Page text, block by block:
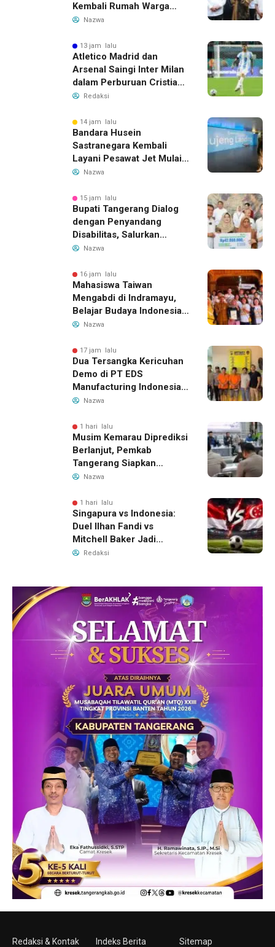
Kembali Rumah Warga
yang Roboh Akibat Puting
Nazwa
13 jam lalu
Atletico Madrid dan
Arsenal Saingi Inter Milan
dalam Perburuan Cristian
Romero, Transfer Bek
Redaksi
14 jam lalu
Bandara Husein
Sastranegara Kembali
Layani Pesawat Jet Mulai
14 Agustus 2026, Garuda
Bandung-Denpasar
Nazwa
15 jam lalu
Bupati Tangerang Dialog
dengan Penyandang
Disabilitas, Salurkan
Bantuan dan Tampung
Nazwa
16 jam lalu
Mahasiswa Taiwan
Mengabdi di Indramayu,
Belajar Budaya Indonesia
dan Edukasi Pekerja
Nazwa
17 jam lalu
Dua Tersangka Kericuhan
Demo di PT EDS
Manufacturing Indonesia
Ditahan, Polda Banten
Pengelolaan Limbah
Nazwa
1 hari lalu
Musim Kemarau Diprediksi
Berlanjut, Pemkab
Tangerang Siapkan
Langkah Antisipasi Krisis
Nazwa
1 hari lalu
Singapura vs Indonesia:
Duel Ilhan Fandi vs
Mitchell Baker Jadi
Sorotan di Piala AFF 2026
Redaksi
Redaksi & Kontak Indeks Berita Sitemap